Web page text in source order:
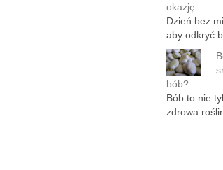
okazję
Dzień bez
aby odkryć
bób?
Bób to nie
zdrowa